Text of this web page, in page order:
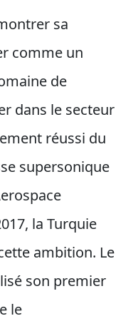
sa
comme un
de
dans le secteur
réussi du
supersonique
la Turquie
ambition. Le
son premier
le